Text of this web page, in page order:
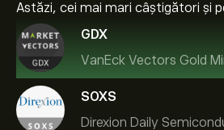
Astăzi, cei mai mari câștigători și
GDX
VanEck Vectors Gold
SOXS